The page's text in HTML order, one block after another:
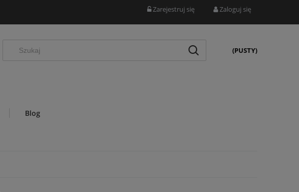
Zarejestruj się Zaloguj się
(PUSTY)
Blog